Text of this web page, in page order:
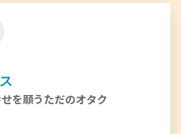
を願うただのオタク